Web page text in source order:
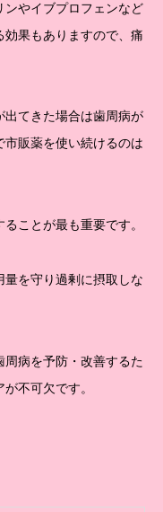
ンやイブプロフェンなど
果もありますので、痛
出てきた場合は歯周病が
販薬を使い続けるのは
ことが最も重要です。
量を守り過剰に摂取しな
病を予防・改善するた
不可欠です。